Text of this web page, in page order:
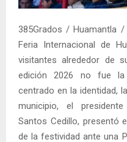
385Grados / Huamantla
Feria Internacional de
visitantes alrededor de
edición 2026 no fue la
centrado en la identidad,
municipio, el
Santos Cedillo, presentó
de la festividad ante una